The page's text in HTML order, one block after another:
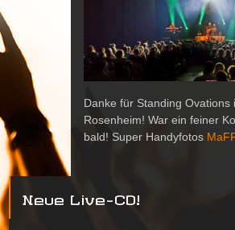
Danke für Standing Ovations
Rosenheim! War ein feiner
bald! Super Handyfotos
Neue Live-CD!